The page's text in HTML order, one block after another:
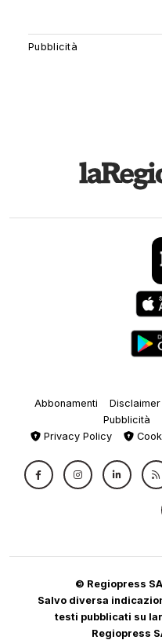
Abbonamenti Disclaimer
Pubblicità
Privacy Policy
© Regiopress
Salvo diversa
testi pubblicati su
Regiopress